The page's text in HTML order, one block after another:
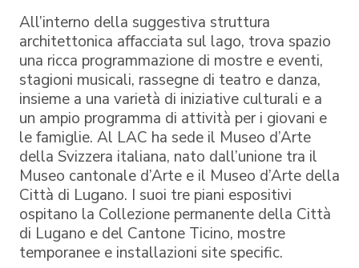
All’interno della suggestiva struttura
architettonica affacciata sul lago, trova spazio
una ricca programmazione di mostre e eventi,
stagioni musicali, rassegne di teatro e danza,
insieme a una varietà di iniziative culturali e a
un ampio programma di attività per i giovani e
le famiglie. Al LAC ha sede il Museo d’Arte
della Svizzera italiana, nato dall’unione tra il
Museo cantonale d’Arte e il Museo d’Arte della
Città di Lugano. I suoi tre piani espositivi
ospitano la Collezione permanente della Città
di Lugano e del Cantone Ticino, mostre
temporanee e installazioni site specific.